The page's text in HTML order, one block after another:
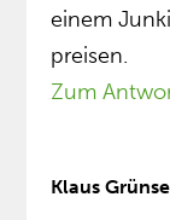
einem
preisen.
Zum
Klaus